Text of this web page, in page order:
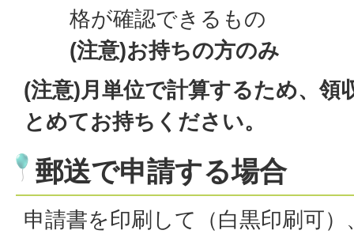
格が確認できるもの
(注意)お持ちの方のみ
(注意)月単位で計算するため、領
とめてお持ちください。
郵送で申請する場合
申請書を印刷して（白黒印刷可